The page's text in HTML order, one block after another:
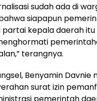
sudah ada di
siapapun
partai kepala daerah itu
terangnya.
Benyamin Davnie
surat izin